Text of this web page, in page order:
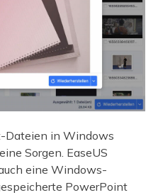
Dateien in Windows
Sorgen. EaseUS
eine Windows-
PowerPoint